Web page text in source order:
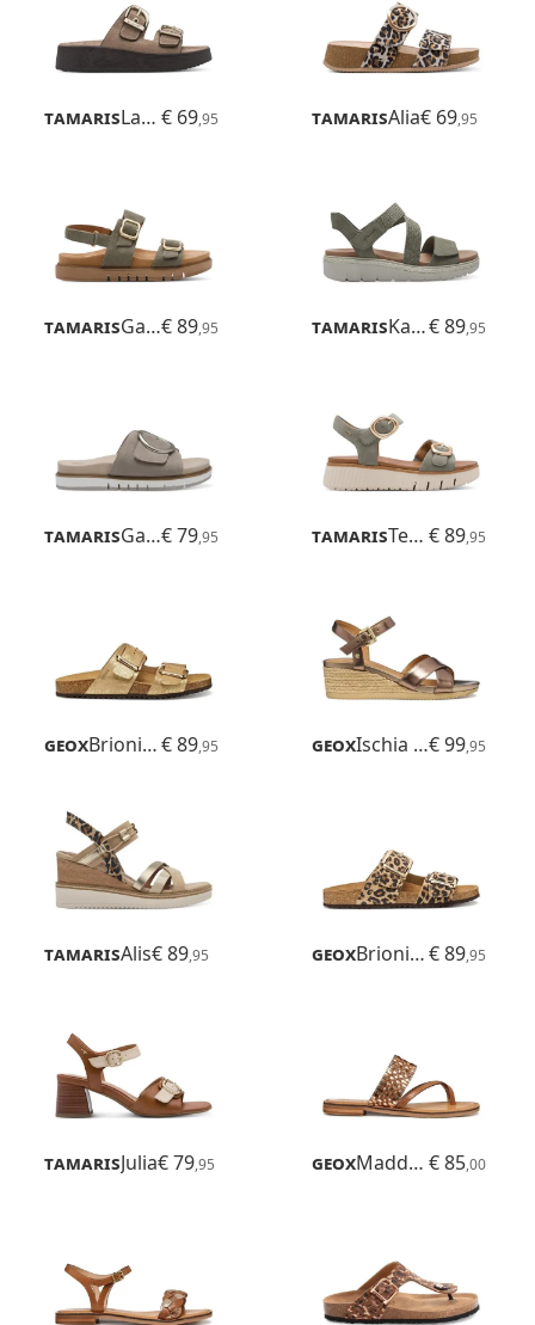
Tamaris Latica € 69,95 TamarisAlia€ 69,95
Tamaris Gafu€ 89,95 Tamaris Karlie€ 89,95
Tamaris Gafu€ 79,95 Tamaris Tessa € 89,95
Geox Brionia R€ 89,95 Geox Ischia Corda€ 99,95
TamarisAlis€ 89,95 Geox Brionia R€ 89,95
TamarisJulia€ 79,95 Geox Maddalusiac € 85,00